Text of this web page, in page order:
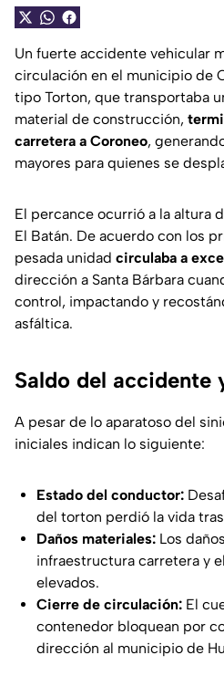
Un fuerte accidente vehicular
circulación en el municipio de
tipo Torton, que transportaba
material de construcción,
carretera a Coroneo,
mayores para quienes se
El percance ocurrió a la altura
El Batán. De acuerdo con los
pesada unidad circulaba a
dirección a Santa Bárbara
control, impactando y
asfáltica.
Saldo del accidente
A pesar de lo aparatoso del
iniciales indican lo siguiente:
Estado del conductor:
del torton perdió la vida
Daños materiales: Los
infraestructura carretera y
elevados.
Cierre de circulación: El
contenedor bloquean por
dirección al municipio de